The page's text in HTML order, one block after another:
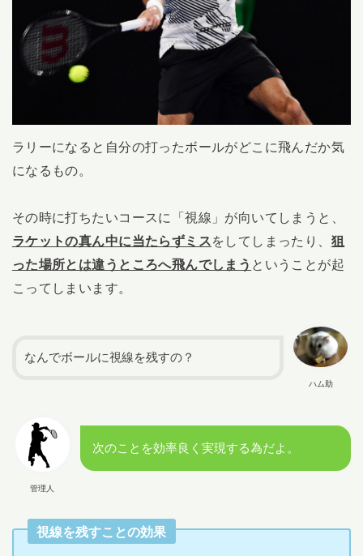
ラリーになると自分の打ったボールがどこに飛んだか気
になるもの。
その時に打ちたいコースに「視線」が向いてしまうと、
ラケットの真ん中に当たらずミスをしてしまったり、 狙
った場所とは違うところへ飛んでしまう ということが起
こってしまいます。
ハム助
なんでボールに視線を残すの？
管理人
次のことを効率良く実現する為だよ。
視線を残すことの効果